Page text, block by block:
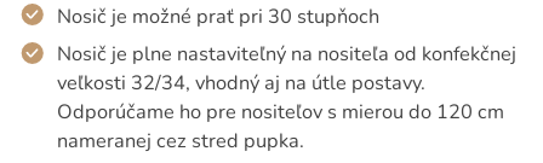
Nosič je možné prať pri 30 stupňoch
Nosič je plne nastaviteľný na nositeľa od konfekčnej
veľkosti 32/34, vhodný aj na útle postavy.
Odporúčame ho pre nositeľov s mierou do 120 cm
nameranej cez stred pupka.